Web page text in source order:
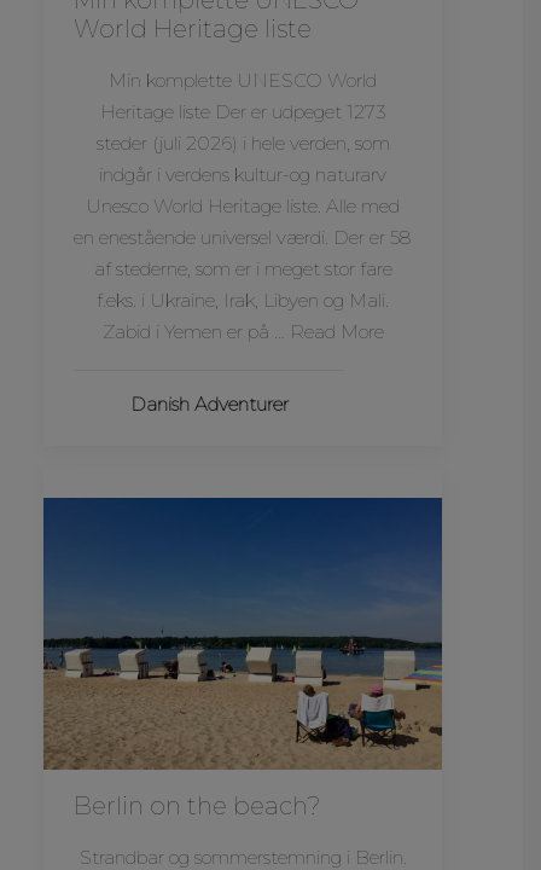
World Heritage liste
Min komplette UNESCO World
Heritage liste Der er udpeget 1273
steder (juli 2026) i hele verden, som
indgår i verdens kultur-og naturarv
Unesco World Heritage liste. Alle med
en enestående universel værdi. Der er 58
af stederne, som er i meget stor fare
f.eks. i Ukraine, Irak, Libyen og Mali.
Zabid i Yemen er på … Read More
Danish Adventurer
Berlin on the beach?
Strandbar og sommerstemning i Berlin.